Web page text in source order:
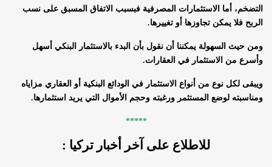
التضخم، أما الاستثمارات المصرفية فبسبب الاتفاق المسبق على نسب
الربح فلا يمكن تجاوزها أو تغييرها.
ومن حيث السهولة يمكننا أن نقول بأن البدء بالاستثمار البنكي أسهل
وأسرع من الاستثمار في العقارات.
ويبقى لكل نوع من أنواع الاستثمار في الودائع البنكية أو العقاري مزاياه
ومناسبته لوضع المستثمر ورغبته وحجم الأموال التي يريد استثمارها.
*****
للاطلاع على آخر أخبار تركيا :